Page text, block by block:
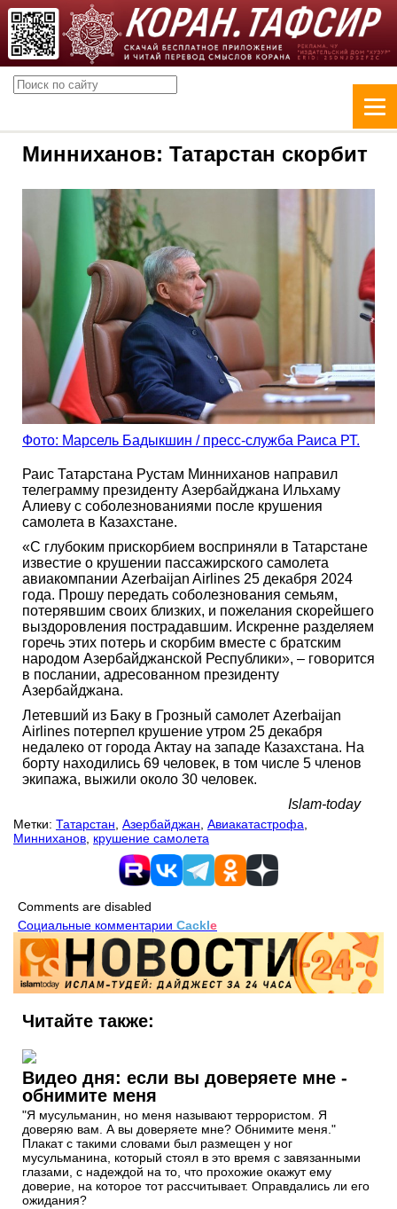
Минниханов: Татарстан скорбит
Фото: Марсель Бадыкшин / пресс-служба Раиса РТ.
Раис Татарстана Рустам Минниханов направил
телеграмму президенту Азербайджана Ильхаму
Алиеву с соболезнованиями после крушения
самолета в Казахстане.
«С глубоким прискорбием восприняли в Татарстане
известие о крушении пассажирского самолета
авиакомпании Azerbaijan Airlines 25 декабря 2024
года. Прошу передать соболезнования семьям,
потерявшим своих близких, и пожелания скорейшего
выздоровления пострадавшим. Искренне разделяем
горечь этих потерь и скорбим вместе с братским
народом Азербайджанской Республики», – говорится
в послании, адресованном президенту
Азербайджана.
Летевший из Баку в Грозный самолет Azerbaijan
Airlines потерпел крушение утром 25 декабря
недалеко от города Актау на западе Казахстана. На
борту находились 69 человек, в том числе 5 членов
экипажа, выжили около 30 человек.
Islam-today
Метки: Татарстан Азербайджан Авиакатастрофа
Минниханов крушение самолета
Comments are disabled
Социальные комментарии Cackle
Читайте также:
Видео дня: если вы доверяете мне -
обнимите меня
"Я мусульманин, но меня называют террористом. Я
доверяю вам. А вы доверяете мне? Обнимите меня."
Плакат с такими словами был размещен у ног
мусульманина, который стоял в это время с завязанными
глазами, с надеждой на то, что прохожие окажут ему
доверие, на которое тот рассчитывает. Оправдались ли его
ожидания?